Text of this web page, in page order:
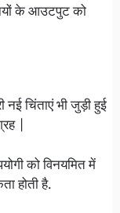
के आउटपुट को
चिंताएं भी जुड़ी हुई
|
को विनयमित में
होती है.